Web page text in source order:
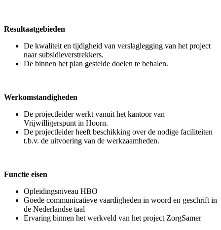
Resultaatgebieden
De kwaliteit en tijdigheid van verslaglegging van het project
naar subsidieverstrekkers.
De binnen het plan gestelde doelen te behalen.
Werkomstandigheden
De projectleider werkt vanuit het kantoor van
Vrijwilligerspunt in Hoorn.
De projectleider heeft beschikking over de nodige faciliteiten
t.b.v. de uitvoering van de werkzaamheden.
Functie eisen
Opleidingsniveau HBO
Goede communicatieve vaardigheden in woord en geschrift in
de Nederlandse taal
Ervaring binnen het werkveld van het project ZorgSamer